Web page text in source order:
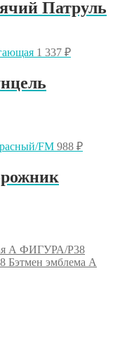
Патруль
1 337 ₽
988 ₽
А ФИГУРА/P38
А